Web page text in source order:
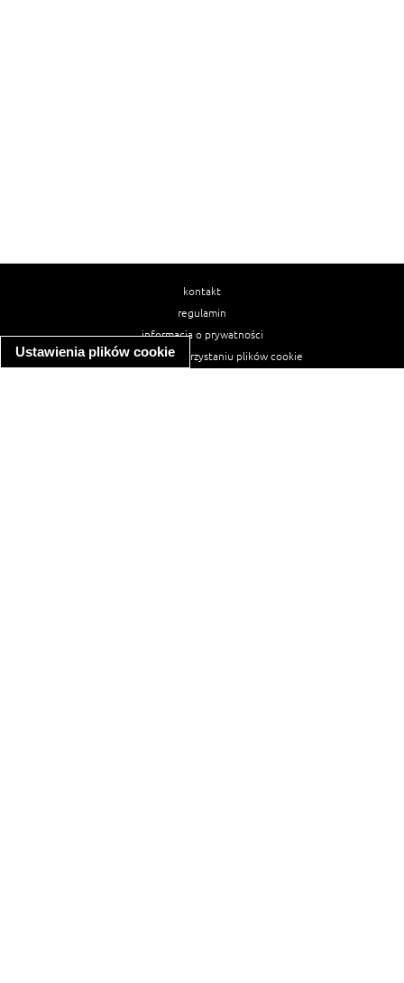
Ustawienia plików cookie
kontakt
regulamin
informacja o prywatności
informacja o wykorzystaniu plików cookie